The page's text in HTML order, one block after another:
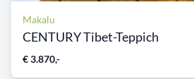
Makalu
CENTURY Tibet-Teppich
€ 3.870,-